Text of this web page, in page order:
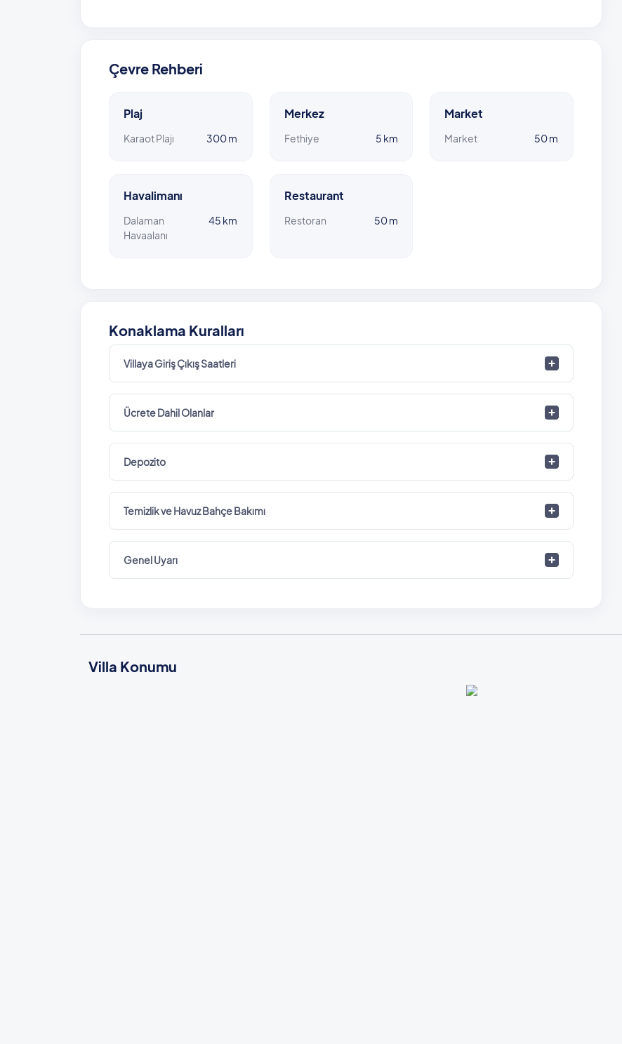
Çevre Rehberi
Plaj
Karaot Plajı 300 m
Merkez
Fethiye 5 km
Market
Market 50 m
Havalimanı
Dalaman
Havaalanı
45 km
Restaurant
Restoran 50 m
Konaklama Kuralları
Villaya Giriş Çıkış Saatleri
Ücrete Dahil Olanlar
Depozito
Temizlik ve Havuz Bahçe Bakımı
Genel Uyarı
Villa Konumu